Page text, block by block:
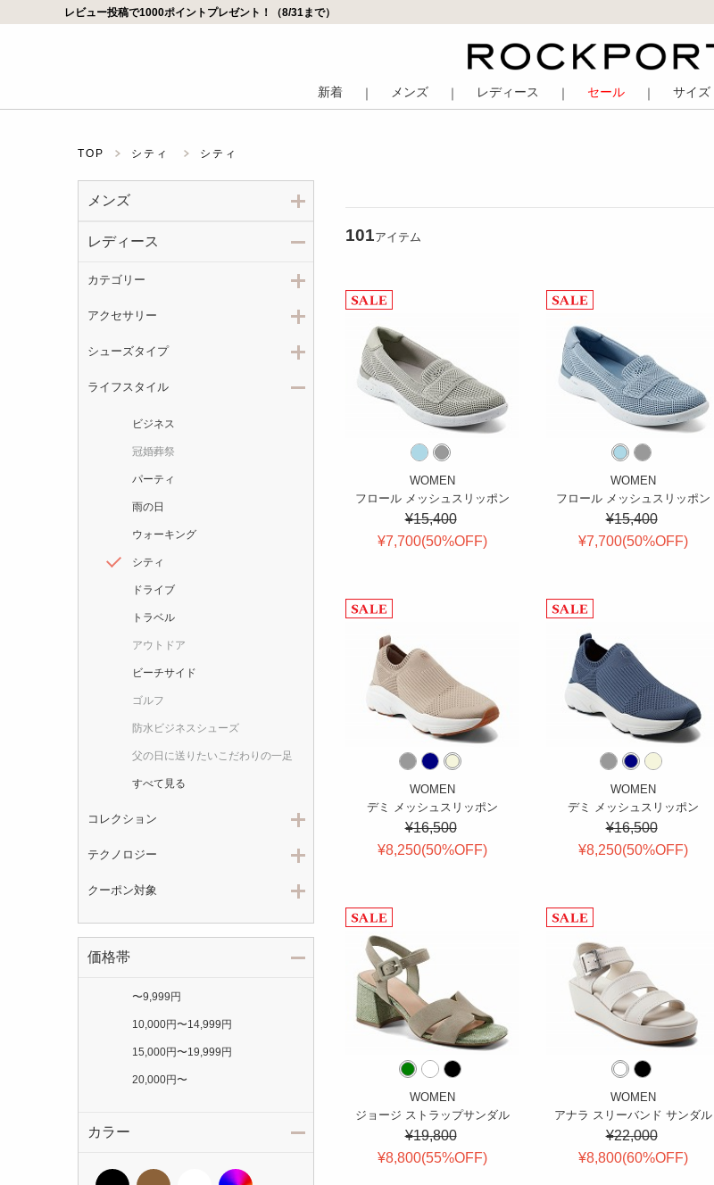
レビュー投稿で1000ポイントプレゼント！（8/31まで）
新着 ｜ メンズ ｜ レディース ｜ セール ｜ サイズ
TOP シティ シティ
メンズ
レディース
カテゴリー
アクセサリー
シューズタイプ
ライフスタイル
ビジネス
冠婚葬祭
パーティ
雨の日
ウォーキング
シティ
ドライブ
トラベル
アウトドア
ビーチサイド
ゴルフ
防水ビジネスシューズ
父の日に送りたいこだわりの一足
すべて見る
コレクション
テクノロジー
クーポン対象
価格帯
〜9,999円
10,000円〜14,999円
15,000円〜19,999円
20,000円〜
カラー
101アイテム
WOMEN
フロール メッシュスリッポン
¥15,400
¥7,700(50%OFF)
WOMEN
フロール メッシュスリッポン
¥15,400
¥7,700(50%OFF)
WOMEN
デミ メッシュスリッポン
¥16,500
¥8,250(50%OFF)
WOMEN
デミ メッシュスリッポン
¥16,500
¥8,250(50%OFF)
WOMEN
ジョージ ストラップサンダル
¥19,800
¥8,800(55%OFF)
WOMEN
アナラ スリーバンド サンダル
¥22,000
¥8,800(60%OFF)